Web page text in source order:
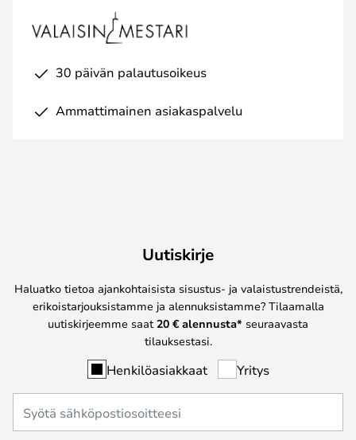
30 päivän palautusoikeus
Ammattimainen asiakaspalvelu
Uutiskirje
Haluatko tietoa ajankohtaisista sisustus- ja valaistustrendeistä,
erikoistarjouksistamme ja alennuksistamme? Tilaamalla
uutiskirjeemme saat 20 € alennusta* seuraavasta
tilauksestasi.
Henkilöasiakkaat Yritys